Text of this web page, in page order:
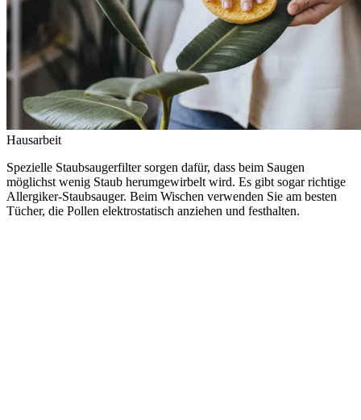
Hausarbeit
Spezielle Staubsaugerfilter sorgen dafür, dass beim Saugen
möglichst wenig Staub herumgewirbelt wird. Es gibt sogar richtige
Allergiker-Staubsauger. Beim Wischen verwenden Sie am besten
Tücher, die Pollen elektrostatisch anziehen und festhalten.